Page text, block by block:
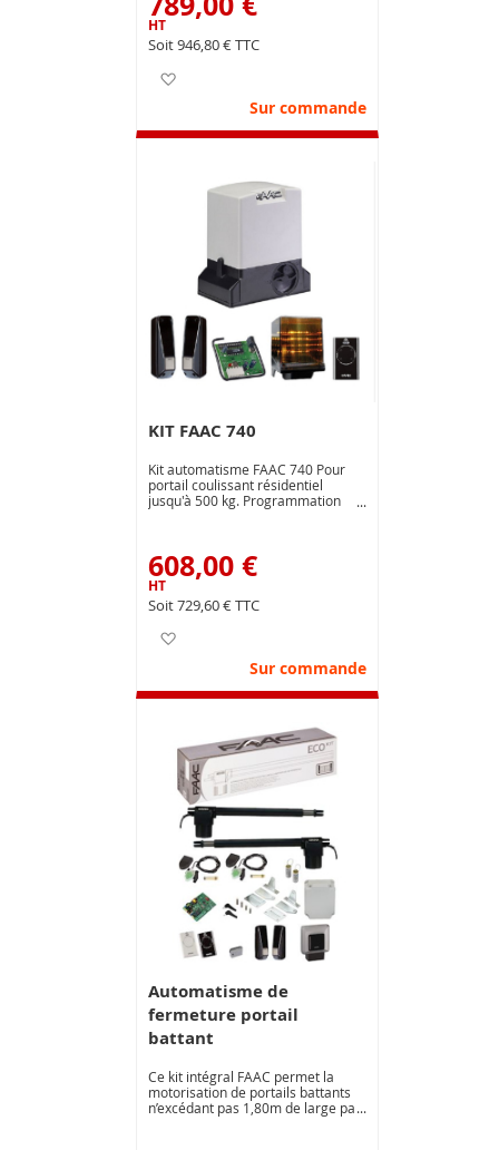
obstacles ce qui facilite la mise
en conformité de l'installation
aux normes européennes en
946,80 €
Sur commande
KIT FAAC 740
Kit automatisme FAAC 740 Pour
portail coulissant résidentiel
jusqu'à 500 kg. Programmation
608,00 €
729,60 €
Sur commande
Automatisme de
fermeture portail
battant
Ce kit intégral FAAC permet la
motorisation de portails battants
n’excédant pas 1,80m de large par